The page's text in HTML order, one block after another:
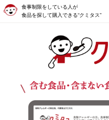
食事制限をしている人が
食品を探して購入できる“クミタス”